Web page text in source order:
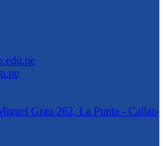
Grau 262, La Punta - Callao